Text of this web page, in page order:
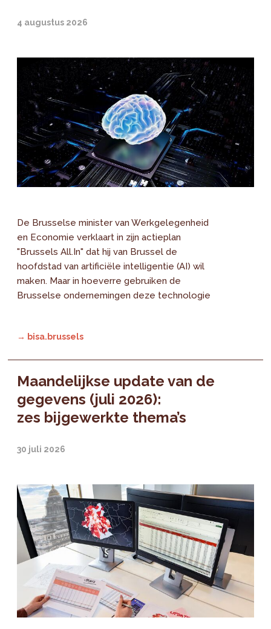
4 augustus 2026
De Brusselse minister van Werkgelegenheid
en Economie verklaart in zijn actieplan
"Brussels All.In" dat hij van Brussel de
hoofdstad van artificiële intelligentie (AI) wil
maken. Maar in hoeverre gebruiken de
Brusselse ondernemingen deze technologie
→ bisa.brussels
Maandelijkse update van de
gegevens (juli 2026):
zes bijgewerkte thema’s
30 juli 2026